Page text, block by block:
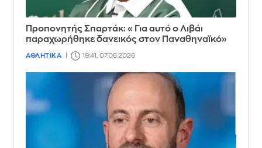
Προπονητής Σπαρτάκ: «Για αυτό ο Λιβάι
παραχωρήθηκε δανεικός στον Παναθηναϊκό»
ΑΘΛΗΤΙΚΑ 19:41, 07.08.2026